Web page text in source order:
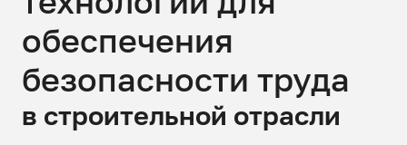
обеспечения
безопасности труда
в строительной отрасли